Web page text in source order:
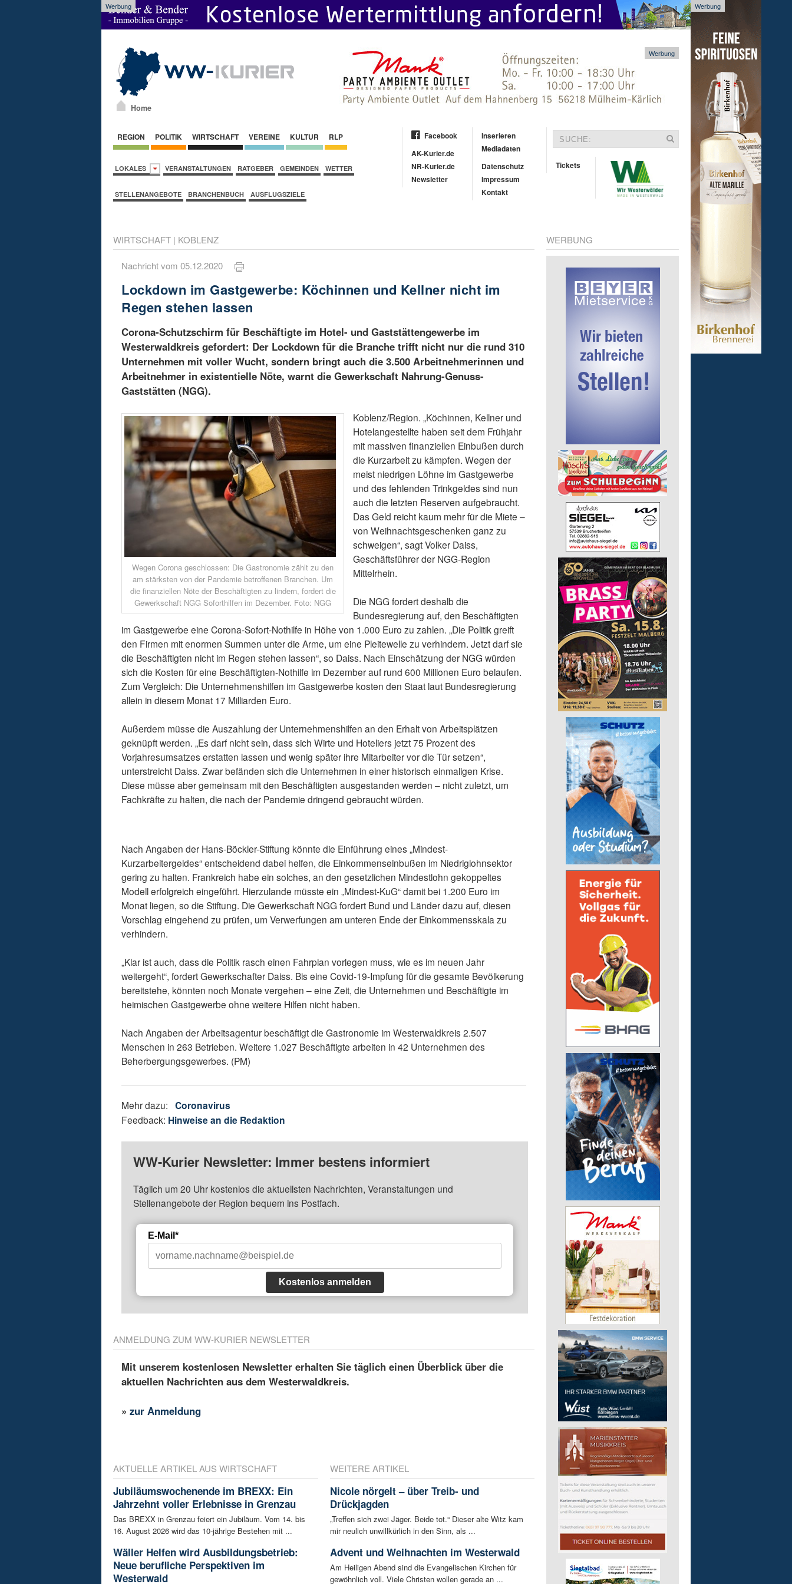
Werbung Werbung
Home
Werbung
REGION POLITIK WIRTSCHAFT VEREINE KULTUR RLP
LOKALES VERANSTALTUNGEN RATGEBER GEMEINDEN WETTER
STELLENANGEBOTE BRANCHENBUCH AUSFLUGSZIELE
Facebook
AK-Kurier.de
NR-Kurier.de
Newsletter
Inserieren
Mediadaten
Datenschutz
Impressum
Kontakt
Tickets
WIRTSCHAFT | KOBLENZ
Nachricht vom 05.12.2020
Lockdown im Gastgewerbe: Köchinnen und Kellner nicht im
Regen stehen lassen
Corona-Schutzschirm für Beschäftigte im Hotel- und Gaststättengewerbe im
Westerwaldkreis gefordert: Der Lockdown für die Branche trifft nicht nur die rund 310
Unternehmen mit voller Wucht, sondern bringt auch die 3.500 Arbeitnehmerinnen und
Arbeitnehmer in existentielle Nöte, warnt die Gewerkschaft Nahrung-Genuss-
Gaststätten (NGG).
Wegen Corona geschlossen: Die Gastronomie zählt zu den
am stärksten von der Pandemie betroffenen Branchen. Um
die finanziellen Nöte der Beschäftigten zu lindern, fordert die
Gewerkschaft NGG Soforthilfen im Dezember. Foto: NGG
Koblenz/Region. „Köchinnen, Kellner und
Hotelangestellte haben seit dem Frühjahr
mit massiven finanziellen Einbußen durch
die Kurzarbeit zu kämpfen. Wegen der
meist niedrigen Löhne im Gastgewerbe
und des fehlenden Trinkgeldes sind nun
auch die letzten Reserven aufgebraucht.
Das Geld reicht kaum mehr für die Miete –
von Weihnachtsgeschenken ganz zu
schweigen“, sagt Volker Daiss,
Geschäftsführer der NGG-Region
Mittelrhein.
Die NGG fordert deshalb die
Bundesregierung auf, den Beschäftigten
im Gastgewerbe eine Corona-Sofort-Nothilfe in Höhe von 1.000 Euro zu zahlen. „Die Politik greift
den Firmen mit enormen Summen unter die Arme, um eine Pleitewelle zu verhindern. Jetzt darf sie
die Beschäftigten nicht im Regen stehen lassen“, so Daiss. Nach Einschätzung der NGG würden
sich die Kosten für eine Beschäftigten-Nothilfe im Dezember auf rund 600 Millionen Euro belaufen.
Zum Vergleich: Die Unternehmenshilfen im Gastgewerbe kosten den Staat laut Bundesregierung
allein in diesem Monat 17 Milliarden Euro.
Außerdem müsse die Auszahlung der Unternehmenshilfen an den Erhalt von Arbeitsplätzen
geknüpft werden. „Es darf nicht sein, dass sich Wirte und Hoteliers jetzt 75 Prozent des
Vorjahresumsatzes erstatten lassen und wenig später ihre Mitarbeiter vor die Tür setzen“,
unterstreicht Daiss. Zwar befänden sich die Unternehmen in einer historisch einmaligen Krise.
Diese müsse aber gemeinsam mit den Beschäftigten ausgestanden werden – nicht zuletzt, um
Fachkräfte zu halten, die nach der Pandemie dringend gebraucht würden.
Nach Angaben der Hans-Böckler-Stiftung könnte die Einführung eines „Mindest-
Kurzarbeitergeldes“ entscheidend dabei helfen, die Einkommenseinbußen im Niedriglohnsektor
gering zu halten. Frankreich habe ein solches, an den gesetzlichen Mindestlohn gekoppeltes
Modell erfolgreich eingeführt. Hierzulande müsste ein „Mindest-KuG“ damit bei 1.200 Euro im
Monat liegen, so die Stiftung. Die Gewerkschaft NGG fordert Bund und Länder dazu auf, diesen
Vorschlag eingehend zu prüfen, um Verwerfungen am unteren Ende der Einkommensskala zu
verhindern.
„Klar ist auch, dass die Politik rasch einen Fahrplan vorlegen muss, wie es im neuen Jahr
weitergeht“, fordert Gewerkschafter Daiss. Bis eine Covid-19-Impfung für die gesamte Bevölkerung
bereitstehe, könnten noch Monate vergehen – eine Zeit, die Unternehmen und Beschäftigte im
heimischen Gastgewerbe ohne weitere Hilfen nicht haben.
Nach Angaben der Arbeitsagentur beschäftigt die Gastronomie im Westerwaldkreis 2.507
Menschen in 263 Betrieben. Weitere 1.027 Beschäftigte arbeiten in 42 Unternehmen des
Beherbergungsgewerbes. (PM)
Mehr dazu:Coronavirus
Feedback: Hinweise an die Redaktion
WW-Kurier Newsletter: Immer bestens informiert
Täglich um 20 Uhr kostenlos die aktuellsten Nachrichten, Veranstaltungen und
Stellenangebote der Region bequem ins Postfach.
E-Mail*
Kostenlos anmelden
ANMELDUNG ZUM WW-KURIER NEWSLETTER
Mit unserem kostenlosen Newsletter erhalten Sie täglich einen Überblick über die
aktuellen Nachrichten aus dem Westerwaldkreis.
»zur Anmeldung
AKTUELLE ARTIKEL AUS WIRTSCHAFT
Jubiläumswochenende im BREXX: Ein
Jahrzehnt voller Erlebnisse in Grenzau
Das BREXX in Grenzau feiert ein Jubiläum. Vom 14. bis
16. August 2026 wird das 10-jährige Bestehen mit ...
Wäller Helfen wird Ausbildungsbetrieb:
Neue berufliche Perspektiven im
Westerwald
WEITERE ARTIKEL
Nicole nörgelt – über Treib- und
Drückjagden
„Treffen sich zwei Jäger. Beide tot.“ Dieser alte Witz kam
mir neulich unwillkürlich in den Sinn, als ...
Advent und Weihnachten im Westerwald
Am Heiligen Abend sind die Evangelischen Kirchen für
gewöhnlich voll. Viele Christen wollen gerade an ...
WERBUNG